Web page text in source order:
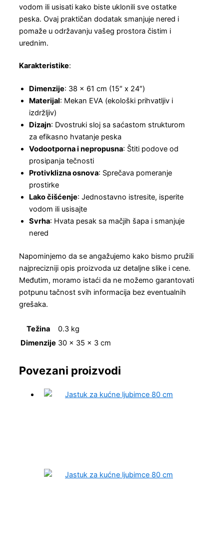
vodom ili usisati kako biste uklonili sve ostatke
peska. Ovaj praktičan dodatak smanjuje nered i
pomaže u održavanju vašeg prostora čistim i
urednim.
Karakteristike:
Dimenzije: 38 x 61 cm (15″ x 24″)
Materijal: Mekan EVA (ekološki prihvatljiv i
izdržljiv)
Dizajn: Dvostruki sloj sa saćastom strukturom
za efikasno hvatanje peska
Vodootporna i nepropusna: Štiti podove od
prosipanja tečnosti
Protivklizna osnova: Sprečava pomeranje
prostirke
Lako čišćenje: Jednostavno istresite, isperite
vodom ili usisajte
Svrha: Hvata pesak sa mačjih šapa i smanjuje
nered
Napominjemo da se angažujemo kako bismo pružili
najprecizniji opis proizvoda uz detaljne slike i cene.
Međutim, moramo istaći da ne možemo garantovati
potpunu tačnost svih informacija bez eventualnih
grešaka.
Težina
0.3 kg
Dimenzije 30 × 35 × 3 cm
Povezani proizvodi